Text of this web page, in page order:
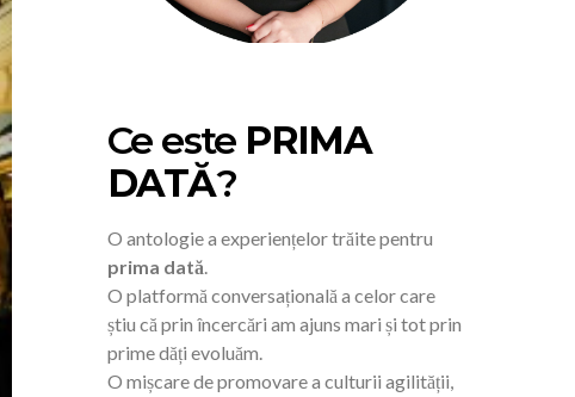
Ce este PRIMA
DATĂ?
O antologie a experiențelor trăite pentru
prima dată.
O platformă conversațională a celor care
știu că prin încercări am ajuns mari și tot prin
prime dăți evoluăm.
O mișcare de promovare a culturii agilității,